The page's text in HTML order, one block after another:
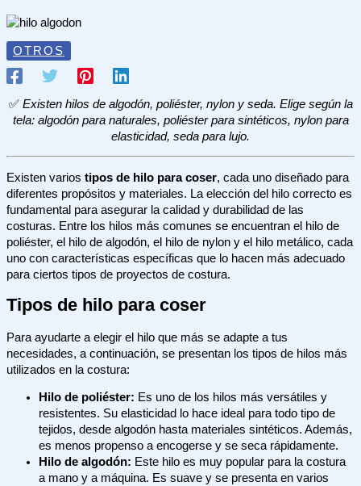
OTROS
✅ Existen hilos de algodón, poliéster, nylon y seda. Elige según la
tela: algodón para naturales, poliéster para sintéticos, nylon para
elasticidad, seda para lujo.
Existen varios tipos de hilo para coser, cada uno diseñado para
diferentes propósitos y materiales. La elección del hilo correcto es
fundamental para asegurar la calidad y durabilidad de las
costuras. Entre los hilos más comunes se encuentran el hilo de
poliéster, el hilo de algodón, el hilo de nylon y el hilo metálico, cada
uno con características específicas que lo hacen más adecuado
para ciertos tipos de proyectos de costura.
Tipos de hilo para coser
Para ayudarte a elegir el hilo que más se adapte a tus
necesidades, a continuación, se presentan los tipos de hilos más
utilizados en la costura:
Hilo de poliéster: Es uno de los hilos más versátiles y
resistentes. Su elasticidad lo hace ideal para todo tipo de
tejidos, desde algodón hasta materiales sintéticos. Además,
es menos propenso a encogerse y se seca rápidamente.
Hilo de algodón: Este hilo es muy popular para la costura
a mano y a máquina. Es suave y se presenta en varios